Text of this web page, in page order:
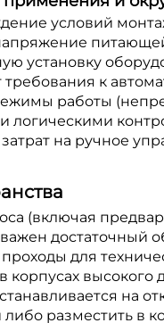
условий
установку
к
работы
на ручное
(включая
достаточный
для
высокого
на
либо разместить в